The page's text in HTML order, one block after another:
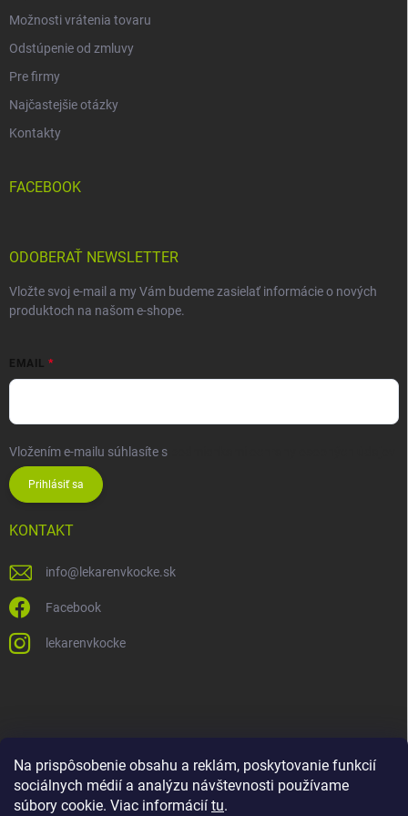
Na prispôsobenie obsahu a reklám, poskytovanie funkcií
sociálnych médií a analýzu návštevnosti používame
súbory cookie. Viac informácií tu.
Možnosti vrátenia tovaru
Odstúpenie od zmluvy
Pre firmy
Najčastejšie otázky
Kontakty
FACEBOOK
ODOBERAŤ NEWSLETTER
Vložte svoj e-mail a my Vám budeme zasielať informácie o nových
produktoch na našom e-shope.
EMAIL
Vložením e-mailu súhlasíte s
Prihlásiť sa
KONTAKT
info@ lekarenvkocke.sk
Facebook
lekarenvkocke